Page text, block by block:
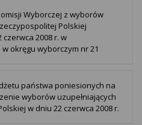
Wyborczej z wyborów
Polskiej
2008 r. w
okręgu wyborczym nr 21
państwa poniesionych na
wyborów uzupełniających
w dniu 22 czerwca 2008 r.